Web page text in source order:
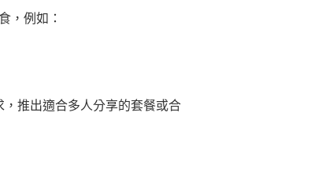
，例如：
推出適合多人分享的套餐或合